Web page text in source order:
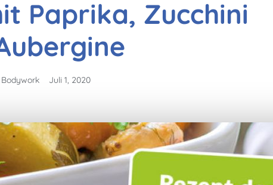
Paprika, Zucchini
Bodywork Juli 1, 2020